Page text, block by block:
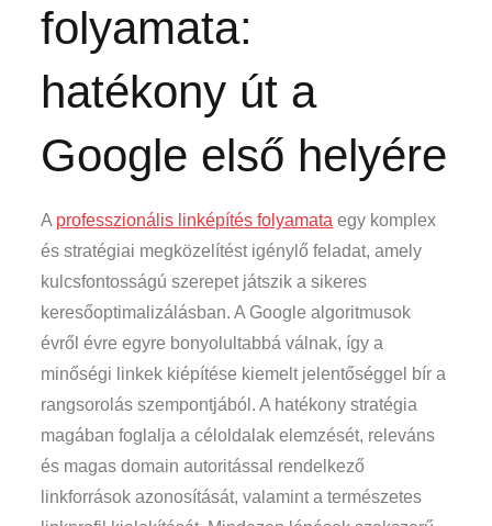
folyamata:
hatékony út a
Google első helyére
A professzionális linképítés folyamata egy komplex
és stratégiai megközelítést igénylő feladat, amely
kulcsfontosságú szerepet játszik a sikeres
keresőoptimalizálásban. A Google algoritmusok
évről évre egyre bonyolultabbá válnak, így a
minőségi linkek kiépítése kiemelt jelentőséggel bír a
rangsorolás szempontjából. A hatékony stratégia
magában foglalja a céloldalak elemzését, releváns
és magas domain autoritással rendelkező
linkforrások azonosítását, valamint a természetes